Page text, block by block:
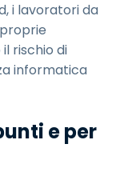
i lavoratori da
rischio di
informatica
e per